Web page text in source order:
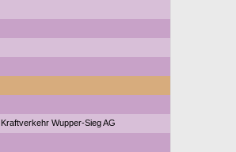
Kraftverkehr Wupper-Sieg AG